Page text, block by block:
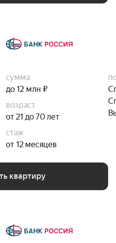
сумма
до 12 млн ₽
возраст
от 21 до 70 лет
стаж
от 12 месяцев
квартиру